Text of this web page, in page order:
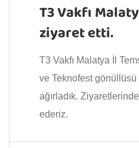
T3 Vakfı
ziyaret etti.
T3 Vakfı Malatya İl
ve Teknofest
ağırladık.
ederiz.